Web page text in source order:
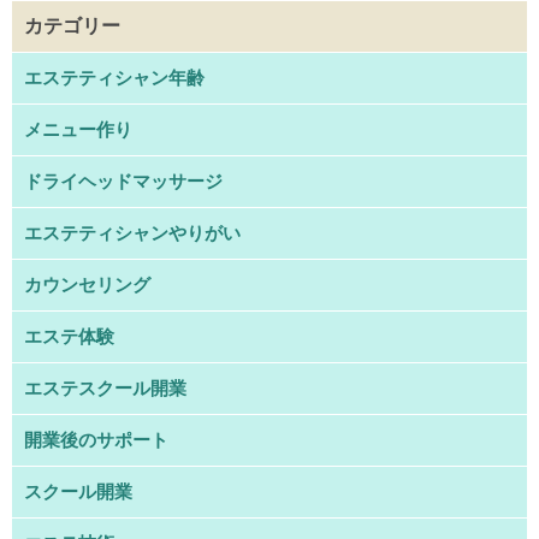
カテゴリー
エステティシャン年齢
メニュー作り
ドライヘッドマッサージ
エステティシャンやりがい
カウンセリング
エステ体験
エステスクール開業
開業後のサポート
スクール開業